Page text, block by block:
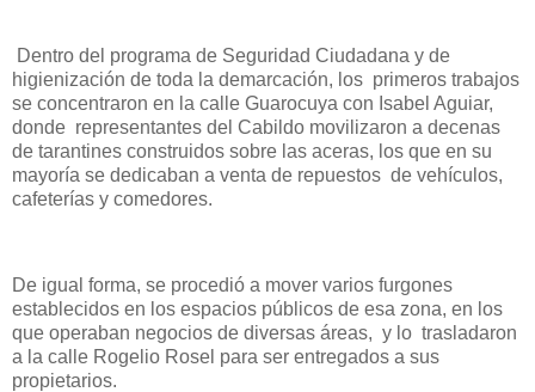
Dentro del programa de Seguridad Ciudadana y de
higienización de toda la demarcación, los primeros trabajos
se concentraron en la calle Guarocuya con Isabel Aguiar,
donde representantes del Cabildo movilizaron a decenas
de tarantines construidos sobre las aceras, los que en su
mayoría se dedicaban a venta de repuestos de vehículos,
cafeterías y comedores.
De igual forma, se procedió a mover varios furgones
establecidos en los espacios públicos de esa zona, en los
que operaban negocios de diversas áreas, y lo trasladaron
a la calle Rogelio Rosel para ser entregados a sus
propietarios.